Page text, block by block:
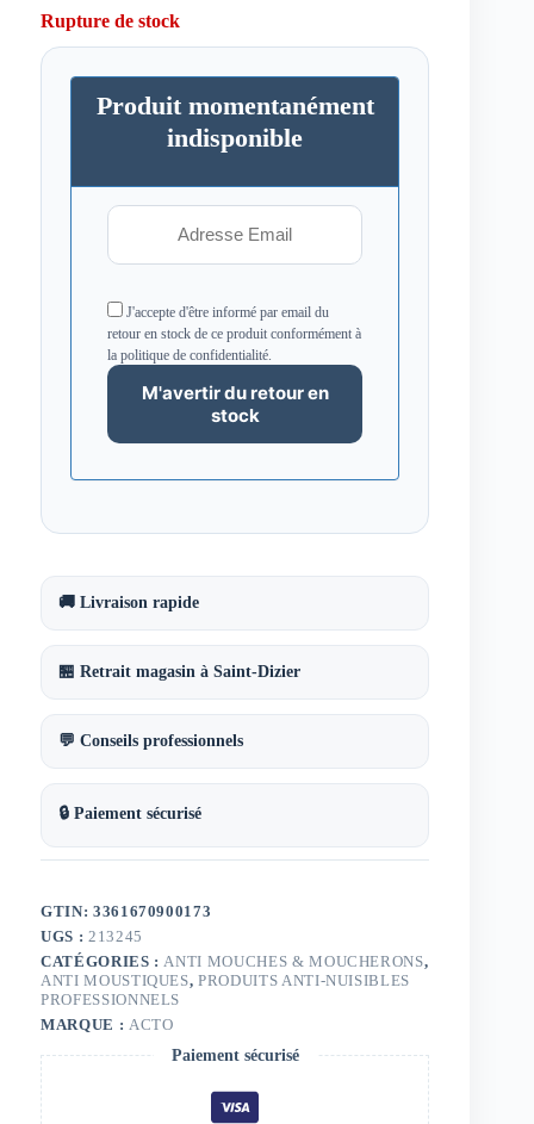
Rupture de stock
Produit momentanément
indisponible
J'accepte d'être informé par email du
retour en stock de ce produit conformément à
la politique de confidentialité.
🚚 Livraison rapide
🏪 Retrait magasin à Saint-Dizier
💬 Conseils professionnels
🔒 Paiement sécurisé
GTIN: 3361670900173
UGS : 213245
CATÉGORIES : ANTI MOUCHES & MOUCHERONS,
ANTI MOUSTIQUES,PRODUITS ANTI-NUISIBLES
PROFESSIONNELS
MARQUE : ACTO
Paiement sécurisé